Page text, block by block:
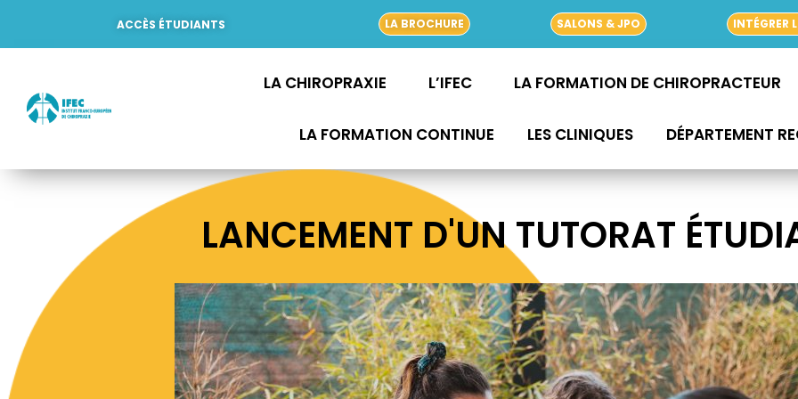
contenu
ACCÈS ÉTUDIANTS LA BROCHURE SALONS & JPO INTÉGRER
LA CHIROPRAXIE L’IFEC LA FORMATION DE CHIROPRACTEUR
LA FORMATION CONTINUE LES CLINIQUES DÉPARTEMENT
LANCEMENT D'UN TUTORAT